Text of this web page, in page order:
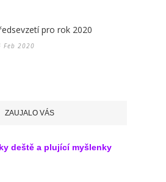
pro rok 2020
Feb 2020
ZAUJALO VÁS
deště a plující myšlenky